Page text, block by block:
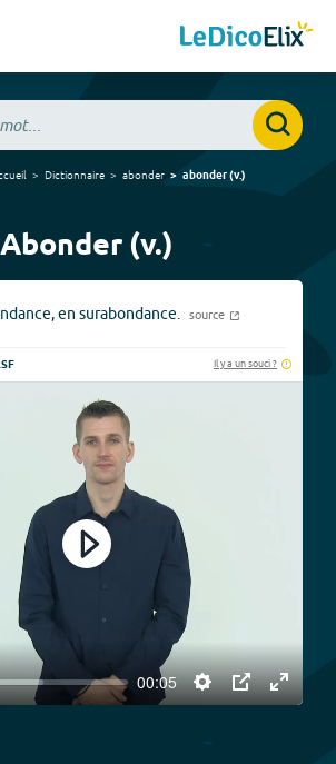
Dictionnaire abonder abonder(v.)
Abonder (v.)
en surabondance. source
Il y a un souci ?
00:05
Settings
PIP
Enter
Play